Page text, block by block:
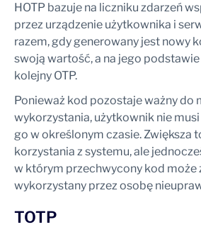
HOTP bazuje na liczniku zdarzeń
przez urządzenie użytkownika i
razem, gdy generowany jest nowy
swoją wartość, a na jego
kolejny OTP.
Ponieważ kod pozostaje ważny do
wykorzystania, użytkownik nie
go w określonym czasie. Zwiększa
korzystania z systemu, ale
w którym przechwycony kod może
wykorzystany przez osobę
TOTP